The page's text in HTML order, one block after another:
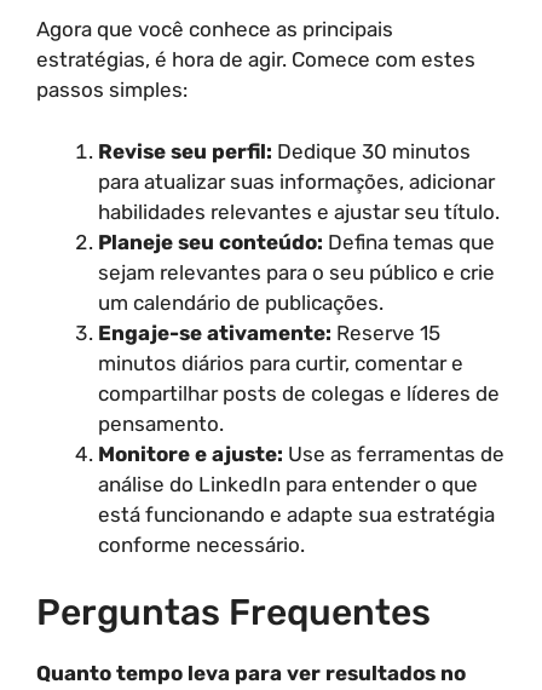
Agora que você conhece as principais
estratégias, é hora de agir. Comece com estes
passos simples:
Revise seu perfil: Dedique 30 minutos
para atualizar suas informações, adicionar
habilidades relevantes e ajustar seu título.
Planeje seu conteúdo: Defina temas que
sejam relevantes para o seu público e crie
um calendário de publicações.
Engaje-se ativamente: Reserve 15
minutos diários para curtir, comentar e
compartilhar posts de colegas e líderes de
pensamento.
Monitore e ajuste: Use as ferramentas de
análise do LinkedIn para entender o que
está funcionando e adapte sua estratégia
conforme necessário.
Perguntas Frequentes
Quanto tempo leva para ver resultados no